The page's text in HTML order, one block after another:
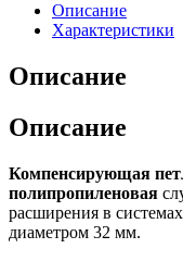
Описание
Характеристики
Описание
Описание
Компенсирующая
полипропиленовая
расширения в
диаметром 32 мм.